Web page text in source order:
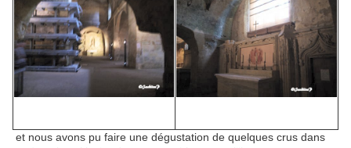
et nous avons pu faire une dégustation de quelques crus dans